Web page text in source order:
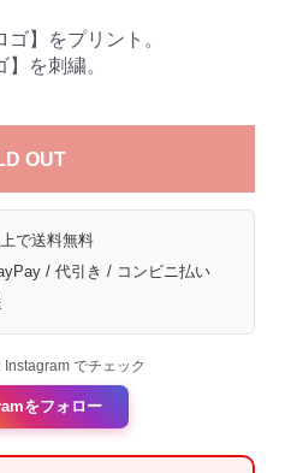
】をプリント。
を刺繍。
OUT
で送料無料
/ 代引き / コンビニ払い
でチェック
をフォロー